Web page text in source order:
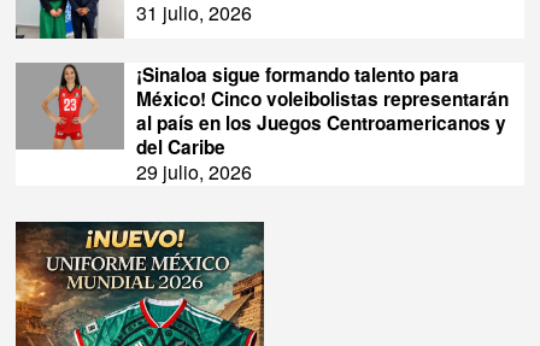
31 julio, 2026
¡Sinaloa sigue formando talento para
México! Cinco voleibolistas representarán
al país en los Juegos Centroamericanos y
del Caribe
29 julio, 2026